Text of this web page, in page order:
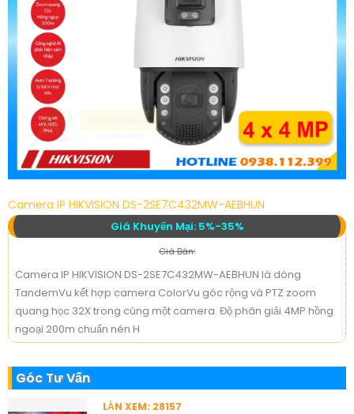
Camera IP HIKVISION DS-2SE7C432MW-AEBHUN
Giá Khuyến Mại: 5%-35%
Giá Bán:
Camera IP HIKVISION DS-2SE7C432MW-AEBHUN là dòng
TandemVu kết hợp camera ColorVu góc rộng và PTZ zoom
quang học 32X trong cùng một camera. Độ phân giải 4MP hồng
ngoại 200m chuẩn nén H
Góc Tư Vấn
LẦN XEM: 28157